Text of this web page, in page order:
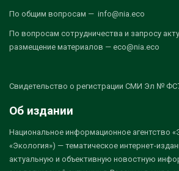
По общим вопросам — info@nia.eco
По вопросам сотрудничества и запросу
размещение материалов — eco@nia.eco
Свидетельство о регистрации СМИ Эл №
Об издании
Национальное информационное агентство
«Экология») — тематическое интернет-
актуальную и объективную новостную